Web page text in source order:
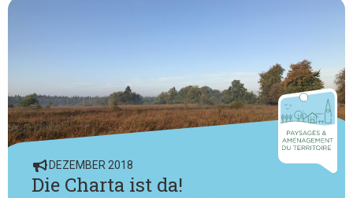
DEZEMBER 2018
Die Charta ist da!